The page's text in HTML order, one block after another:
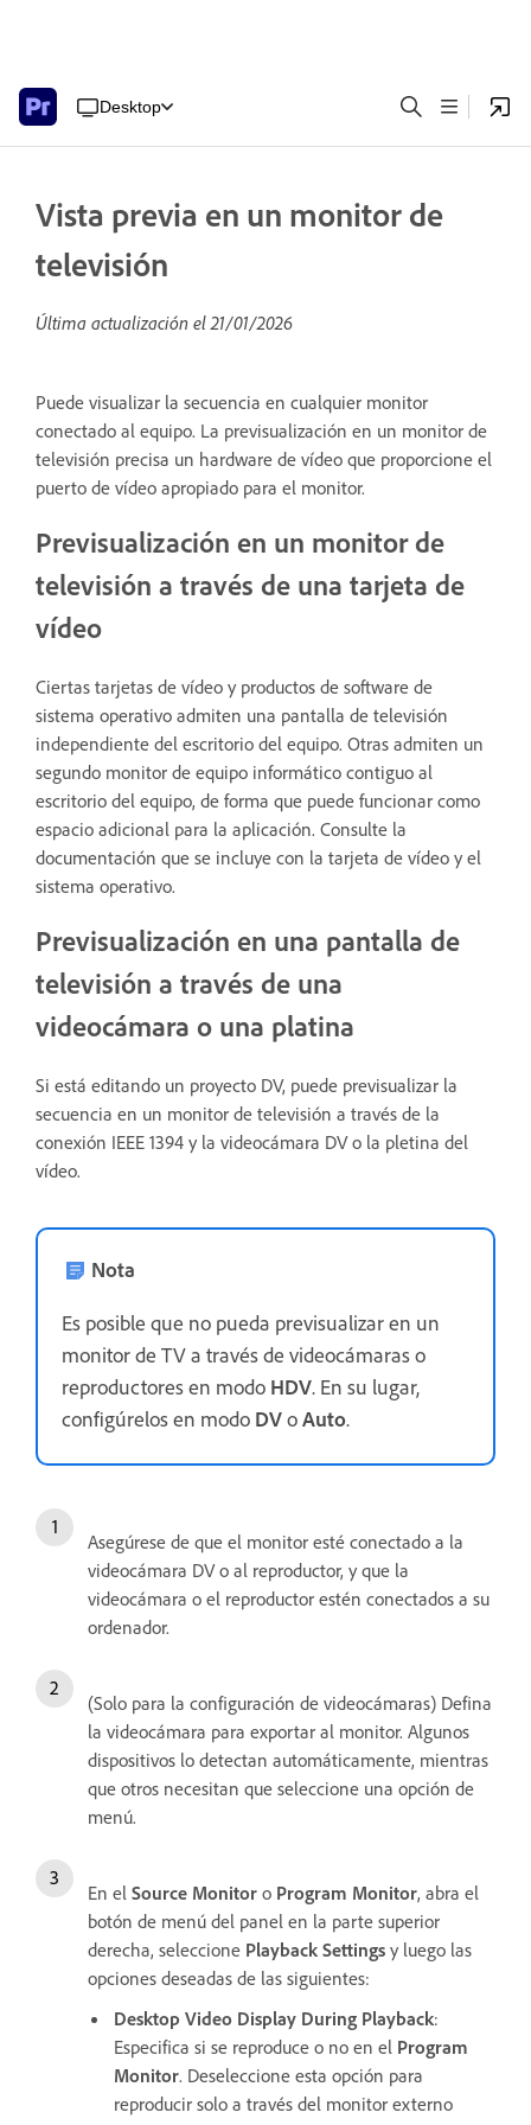
Desktop
Vista previa en un monitor de
televisión
Última actualización el21/01/2026
Puede visualizar la secuencia en cualquier monitor
conectado al equipo. La previsualización en un monitor de
televisión precisa un hardware de vídeo que proporcione el
puerto de vídeo apropiado para el monitor.
Previsualización en un monitor de
televisión a través de una tarjeta de
vídeo
Ciertas tarjetas de vídeo y productos de software de
sistema operativo admiten una pantalla de televisión
independiente del escritorio del equipo. Otras admiten un
segundo monitor de equipo informático contiguo al
escritorio del equipo, de forma que puede funcionar como
espacio adicional para la aplicación. Consulte la
documentación que se incluye con la tarjeta de vídeo y el
sistema operativo.
Previsualización en una pantalla de
televisión a través de una
videocámara o una platina
Si está editando un proyecto DV, puede previsualizar la
secuencia en un monitor de televisión a través de la
conexión IEEE 1394 y la videocámara DV o la pletina del
vídeo.
Nota
Es posible que no pueda previsualizar en un
monitor de TV a través de videocámaras o
reproductores en modo HDV. En su lugar,
configúrelos en modo DVoAuto.
Asegúrese de que el monitor esté conectado a la
videocámara DV o al reproductor, y que la
videocámara o el reproductor estén conectados a su
ordenador.
(Solo para la configuración de videocámaras) Defina
la videocámara para exportar al monitor. Algunos
dispositivos lo detectan automáticamente, mientras
que otros necesitan que seleccione una opción de
menú.
En el Source Monitor o Program Monitor, abra el
botón de menú del panel en la parte superior
derecha, seleccione Playback Settings y luego las
opciones deseadas de las siguientes:
Desktop Video Display During Playback:
Especifica si se reproduce o no en el Program
Monitor. Deseleccione esta opción para
reproducir solo a través del monitor externo